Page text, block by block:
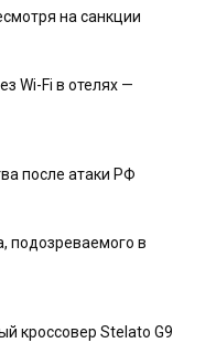
на санкции
Wi-Fi в отелях —
после атаки РФ
подозреваемого в
кроссовер Stelato G9